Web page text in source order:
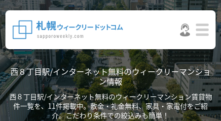
西８丁目駅/インターネット無料のウィークリーマンショ
ン情報
西８丁目駅/インターネット無料のウィークリーマンション賃貸物
件一覧を、11件掲載中。敷金・礼金無料、家具・家電付をご紹
介。こだわり条件での絞込みも簡単！